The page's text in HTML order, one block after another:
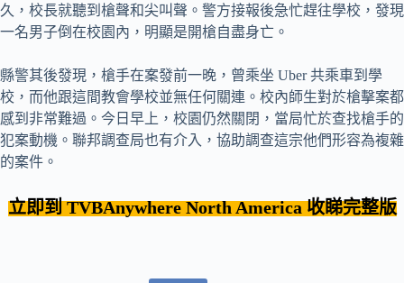
久，校長就聽到槍聲和尖叫聲。警方接報後急忙趕往學校，發現
一名男子倒在校園內，明顯是開槍自盡身亡。
縣警其後發現，槍手在案發前一晚，曾乘坐 Uber 共乘車到學
校，而他跟這間教會學校並無任何關連。校內師生對於槍擊案都
感到非常難過。今日早上，校園仍然關閉，當局忙於查找槍手的
犯案動機。聯邦調查局也有介入，協助調查這宗他們形容為複雜
的案件。
立即到 TVBAnywhereNorth America 收睇完整版